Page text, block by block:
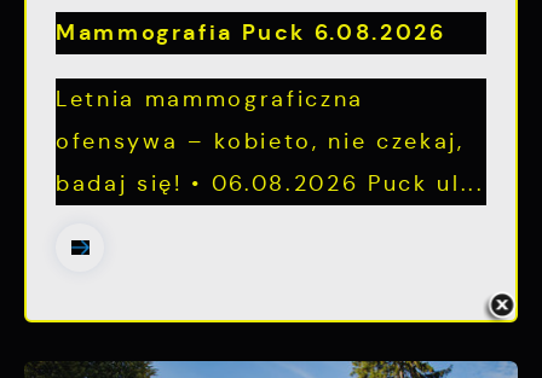
Mammografia Puck 6.08.2026
Letnia mammograficzna
ofensywa – kobieto, nie czekaj,
badaj się! • 06.08.2026 Puck ul...